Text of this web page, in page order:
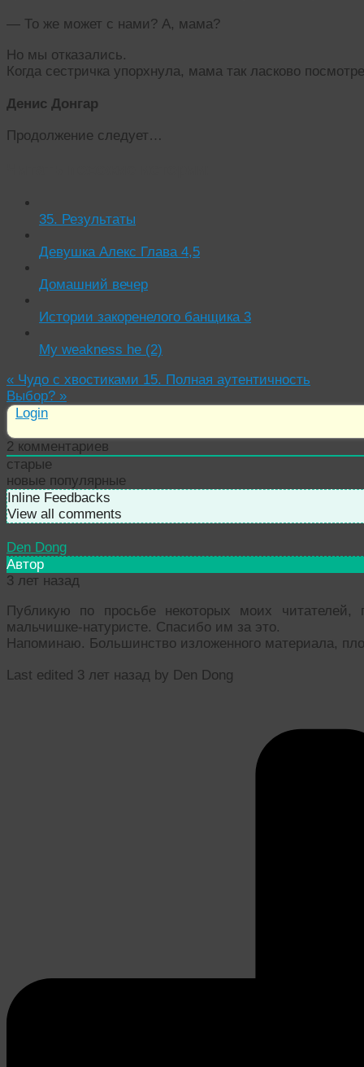
— То же может с нами? А, мама?
Но мы отказались.
Когда сестричка упорхнула, мама так ласково
Денис Донгар
Продолжение следует…
35. Результаты
Девушка Алекс Глава 4,5
Домашний вечер
Истории закоренелого банщика 3
My weakness he (2)
« Чудо с хвостиками 15. Полная аутентичность
Выбор? »
Login
2 комментариев
старые
новые популярные
Inline Feedbacks
View all comments
Den Dong
Автор
3 лет назад
Публикую по просьбе некоторых моих читателей,
мальчишке-натуристе. Спасибо им за это.
Напоминаю. Большинство изложенного материала,
Last edited 3 лет назад by Den Dong